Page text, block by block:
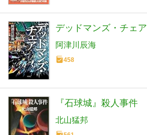
デッドマンズ・チェア
阿津川辰海
458
『石球城』殺人事件
北山猛邦